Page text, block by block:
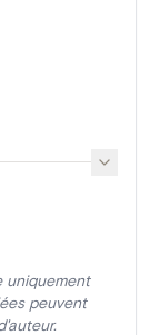
uniquement
peuvent